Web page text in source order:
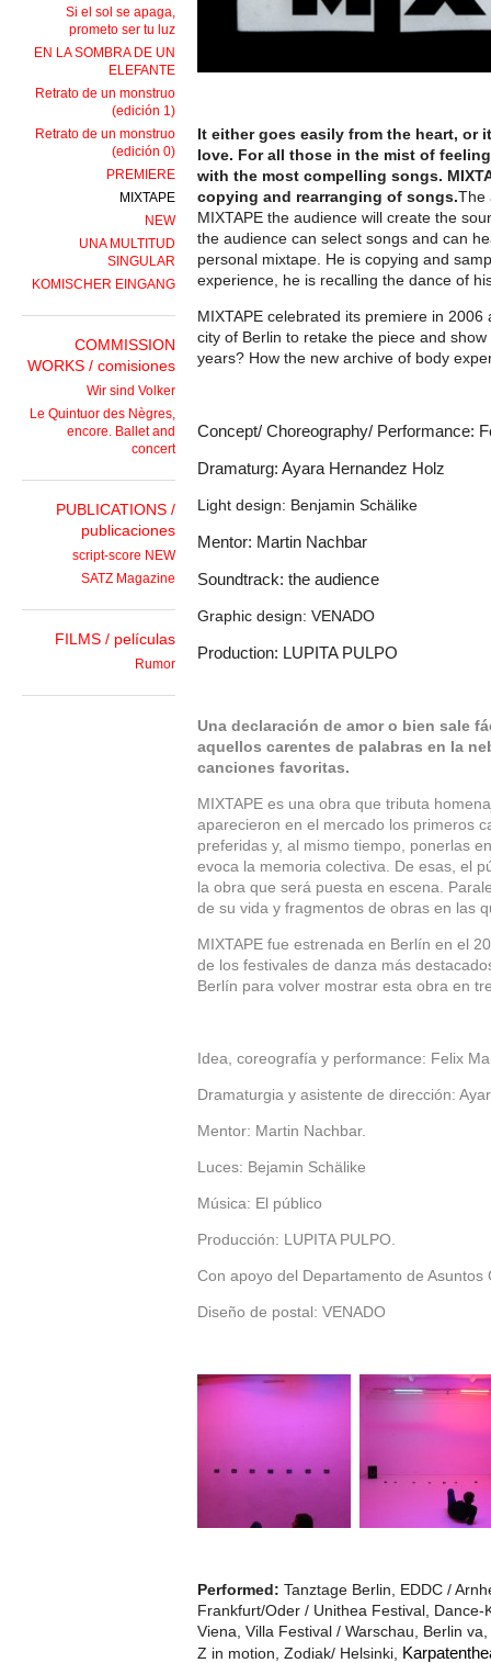
It either goes easily from the heart,
love. For all those in the mist of
with the most compelling songs.
copying and rearranging of songs.The
MIXTAPE the audience will create the
the audience can select songs and can
personal mixtape. He is copying and
experience, he is recalling the dance of
MIXTAPE celebrated its premiere in
city of Berlin to retake the piece and
years? How the new archive of body
Concept/ Choreography/ Performance:
Dramaturg: Ayara Hernandez Holz
Light design: Benjamin Schälike
Mentor: Martin Nachbar
Soundtrack: the audience
Graphic design: VENADO
Production: LUPITA PULPO
Una declaración de amor o bien sale
aquellos carentes de palabras en la
canciones favoritas.
MIXTAPE es una obra que tributa
aparecieron en el mercado los primeros
preferidas y, al mismo tiempo, ponerlas
evoca la memoria colectiva. De esas, el
la obra que será puesta en escena.
de su vida y fragmentos de obras en las
MIXTAPE fue estrenada en Berlín en el
de los festivales de danza más
Berlín para volver mostrar esta obra en
Idea, coreografía y performance: Felix
Dramaturgia y asistente de dirección:
Mentor: Martin Nachbar.
Luces: Bejamin Schälike
Música: El público
Producción: LUPITA PULPO.
Con apoyo del Departamento de
Diseño de postal: VENADO
Performed: Tanztage Berlin, EDDC /
Frankfurt/Oder / Unithea Festival,
Viena, Villa Festival / Warschau, Berlin
Z in motion, Zodiak/ Helsinki,
Si el sol se apaga,
prometo ser tu luz
EN LA SOMBRA DE UN
ELEFANTE
Retrato de un monstruo
(edición 1)
Retrato de un monstruo
(edición 0)
PREMIERE
MIXTAPE
NEW
UNA MULTITUD
SINGULAR
KOMISCHER EINGANG
COMMISSION
WORKS / comisiones
Wir sind Volker
Le Quintuor des Nègres,
encore. Ballet and
concert
PUBLICATIONS /
publicaciones
script-score NEW
SATZ Magazine
FILMS / películas
Rumor